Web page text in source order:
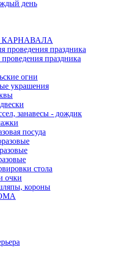
день
КАРНАВАЛА
проведения праздника
праздника
огни
украшения
занавесы - дождик
посуда
стола
очки
короны